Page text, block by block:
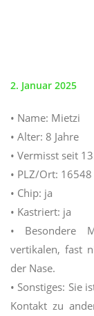
2. Januar 2025
• Name: Mietzi
• Alter: 8 Jahre
• Vermisst seit
• PLZ/Ort:
• Chip: ja
• Kastriert: ja
• Besondere
vertikalen, fast
der Nase.
• Sonstiges: Sie
Kontakt zu